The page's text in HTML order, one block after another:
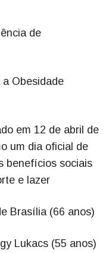
de
Obesidade
em 12 de abril de
um dia oficial de
benefícios sociais
e lazer
Brasília (66 anos)
Lukacs (55 anos)